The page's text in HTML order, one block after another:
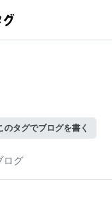
のタグでブログを書く
ログ